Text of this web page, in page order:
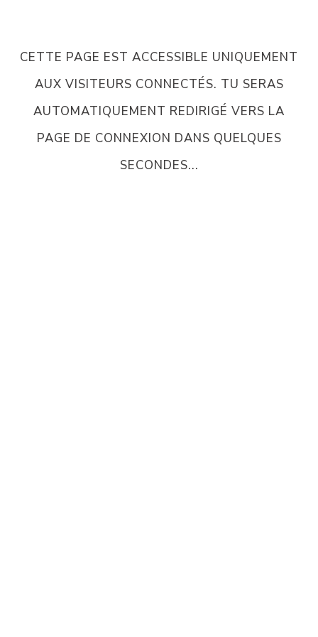
CETTE PAGE EST ACCESSIBLE UNIQUEMENT
AUX VISITEURS CONNECTÉS. TU SERAS
AUTOMATIQUEMENT REDIRIGÉ VERS LA
PAGE DE CONNEXION DANS QUELQUES
SECONDES...